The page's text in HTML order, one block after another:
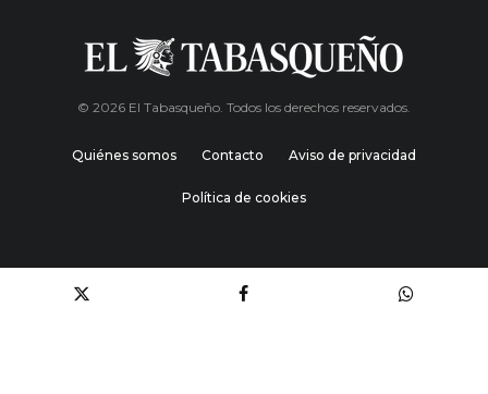
© 2026 El Tabasqueño. Todos los derechos reservados.
Quiénes somos Contacto Aviso de privacidad
Política de cookies